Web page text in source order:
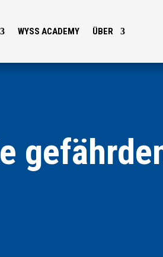
WYSS ACADEMY ÜBER